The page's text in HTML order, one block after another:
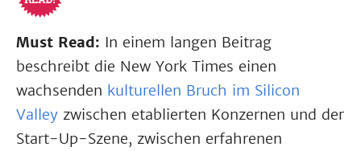
Must Read: In einem langen Beitrag
beschreibt die New York Times einen
wachsenden kulturellen Bruch im Silicon
Valley zwischen etablierten Konzernen und der
Start-Up-Szene, zwischen erfahrenen